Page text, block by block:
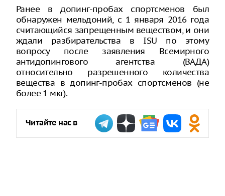
Ранее в допинг-пробах спортсменов был
обнаружен мельдоний, с 1 января 2016 года
считающийся запрещенным веществом, и они
ждали разбирательства в ISU по этому
вопросу после заявления Всемирного
антидопингового агентства (ВАДА)
относительно разрешенного количества
вещества в допинг-пробах спортсменов (не
более 1 мкг).
Читайте нас в